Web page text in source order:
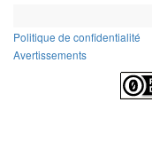
Politique de confidentialité
Avertissements